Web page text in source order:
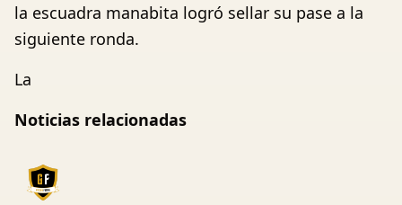
la escuadra manabita logró sellar su pase a la
siguiente ronda.
La
Noticias relacionadas